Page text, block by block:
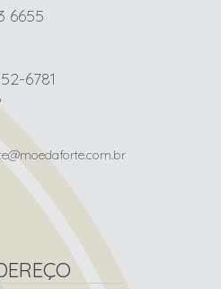
6655
6781